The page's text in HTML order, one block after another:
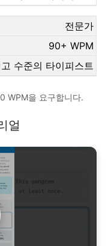
전문가
90+ WPM
수준의 타이피스트
WPM을 요구합니다.
얼